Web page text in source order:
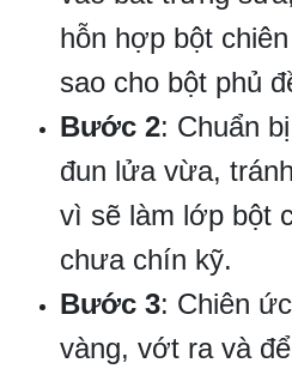
hỗn hợp bột
sao cho bột phủ
Bước 2: Chuẩn
đun lửa vừa,
vì sẽ làm lớp bột
chưa chín kỹ.
Bước 3: Chiên
vàng, vớt ra và